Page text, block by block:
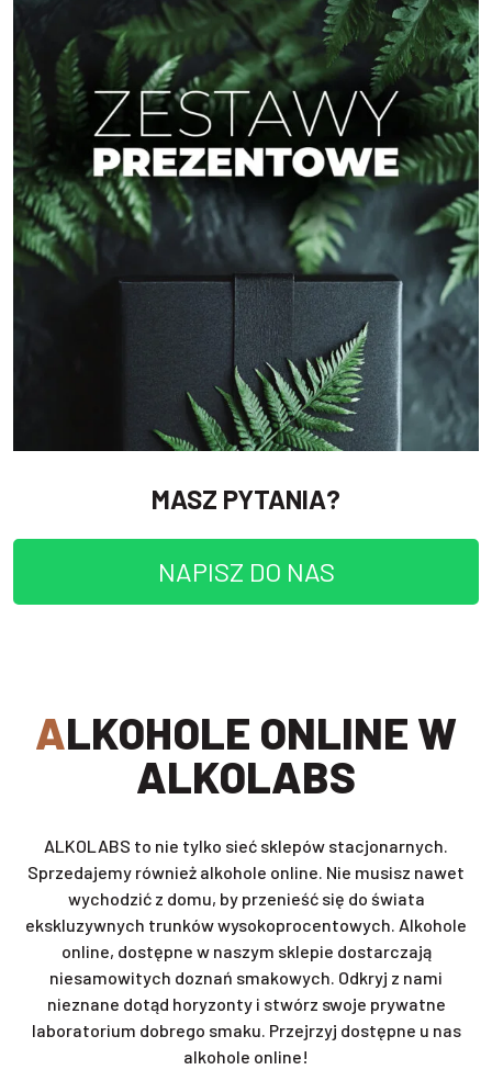
MASZ PYTANIA?
NAPISZ DO NAS
ALKOHOLE ONLINE W
ALKOLABS
ALKOLABS to nie tylko sieć sklepów stacjonarnych.
Sprzedajemy również alkohole online. Nie musisz nawet
wychodzić z domu, by przenieść się do świata
ekskluzywnych trunków wysokoprocentowych. Alkohole
online, dostępne w naszym sklepie dostarczają
niesamowitych doznań smakowych. Odkryj z nami
nieznane dotąd horyzonty i stwórz swoje prywatne
laboratorium dobrego smaku. Przejrzyj dostępne u nas
alkohole online!